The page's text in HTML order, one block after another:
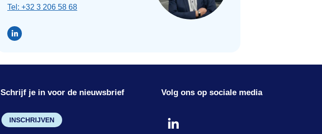
Tel: +32 3 206 58 68
Schrijf je in voor de nieuwsbrief
INSCHRIJVEN
Volg ons op sociale media